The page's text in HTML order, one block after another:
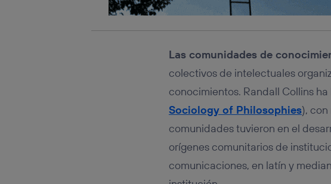
Las comunidades de
colectivos de intelectuales
conocimientos. Randall Collins
Sociology of Philosophies),
comunidades tuvieron en el
orígenes comunitarios de
comunicaciones, en latín y